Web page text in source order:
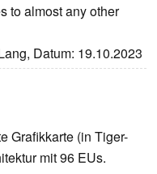
to almost any other
Datum: 19.10.2023
Grafikkarte (in Tiger-
mit 96 EUs.